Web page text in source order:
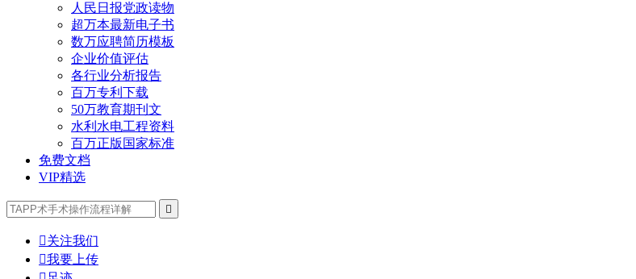
人民日报党政读物
超万本最新电子书
数万应聘简历模板
企业价值评估
各行业分析报告
百万专利下载
50万教育期刊文
水利水电工程资料
百万正版国家标准
免费文档
VIP精选

关注我们
我要上传